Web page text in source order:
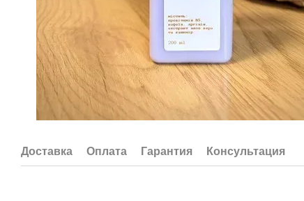
Доставка Оплата Гарантия Консультация